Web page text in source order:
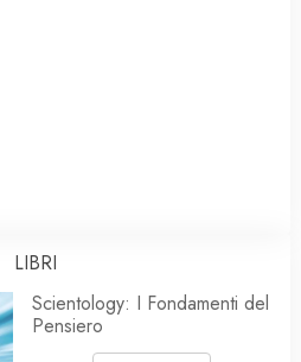
LIBRI
Scientology: I Fondamenti del
Pensiero